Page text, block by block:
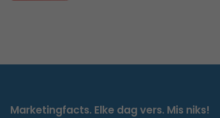
Marketingfacts. Elke dag vers. Mis niks!